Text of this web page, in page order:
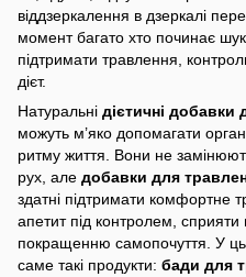
віддзеркалення в дзеркалі
момент багато хто починає
підтримати травлення,
дієт.
Натуральні дієтичні добавки
можуть м’яко допомагати
ритму життя. Вони не
рух, але добавки для
здатні підтримати комфортне
апетит під контролем, сприяти
покращенню самопочуття. У
саме такі продукти: бади для